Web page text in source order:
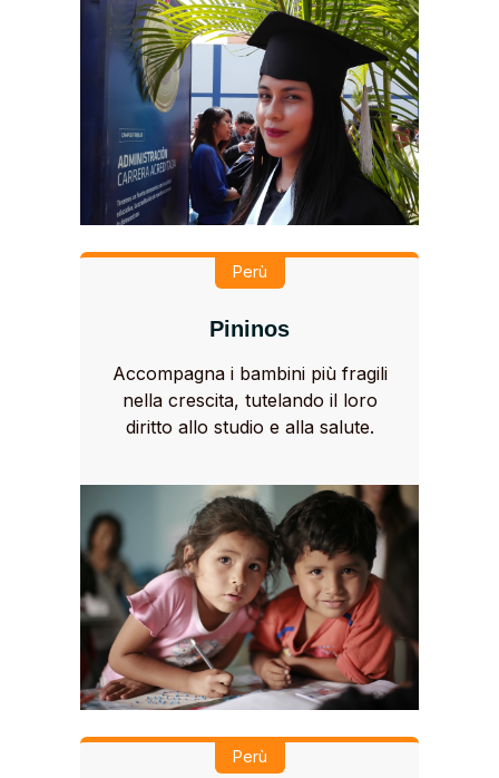
Perù
Pininos
Accompagna i bambini più fragili
nella crescita, tutelando il loro
diritto allo studio e alla salute.
Perù